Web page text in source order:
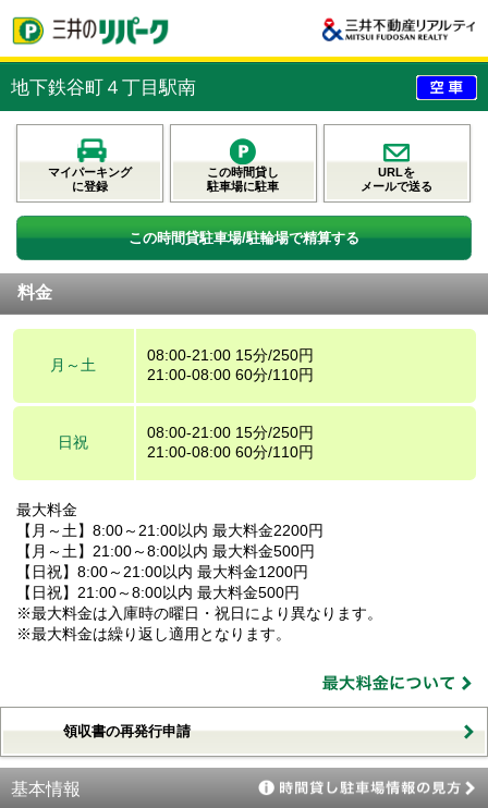
地下鉄谷町４丁目駅南
マイパーキング
に登録
この時間貸し
駐車場に駐車
URLを
メールで送る
この時間貸駐車場/駐輪場で精算する
料金
月～土
08:00-21:00 15分/250円
21:00-08:00 60分/110円
日祝
08:00-21:00 15分/250円
21:00-08:00 60分/110円
最大料金
【月～土】8:00～21:00以内 最大料金2200円
【月～土】21:00～8:00以内 最大料金500円
【日祝】8:00～21:00以内 最大料金1200円
【日祝】21:00～8:00以内 最大料金500円
※最大料金は入庫時の曜日・祝日により異なります。
※最大料金は繰り返し適用となります。
領収書の再発行申請
基本情報